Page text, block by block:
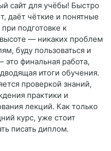
сайт для учёбы! Быстро
даёт чёткие и понятные
подготовке к
— никаких проблем
буду пользоваться и
финальная работа,
итоги обучения.
проверкой знаний,
практики и
лекций. Как только
курс, уже стоит
писать диплом.